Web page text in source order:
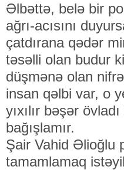
Əlbəttə, belə bir
ağrı-acısını
çatdırana qədər
təsəlli olan budur
düşmənə olan
insan qəlbi var, o
yıxılır bəşər
bağışlamır.
Şair Vahid Əlioğlu
tamamlamaq